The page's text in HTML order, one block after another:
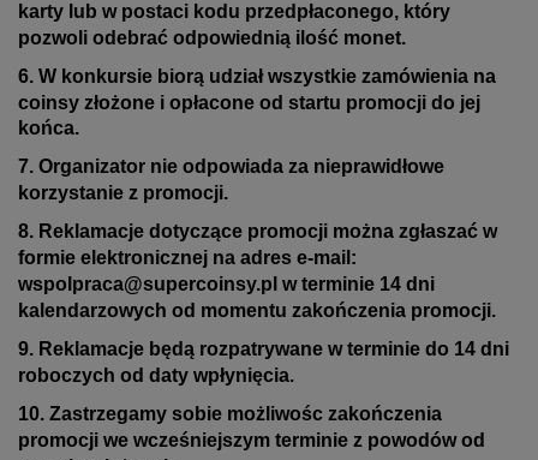
karty lub w postaci kodu przedpłaconego, który
pozwoli odebrać odpowiednią ilość monet.
6. W konkursie biorą udział wszystkie zamówienia na
coinsy złożone i opłacone od startu promocji do jej
końca.
7. Organizator nie odpowiada za nieprawidłowe
korzystanie z promocji.
8. Reklamacje dotyczące promocji można zgłaszać w
formie elektronicznej na adres e-mail:
wspolpraca@supercoinsy.pl w terminie 14 dni
kalendarzowych od momentu zakończenia promocji.
9. Reklamacje będą rozpatrywane w terminie do 14 dni
roboczych od daty wpłynięcia.
10. Zastrzegamy sobie możliwośc zakończenia
promocji we wcześniejszym terminie z powodów od